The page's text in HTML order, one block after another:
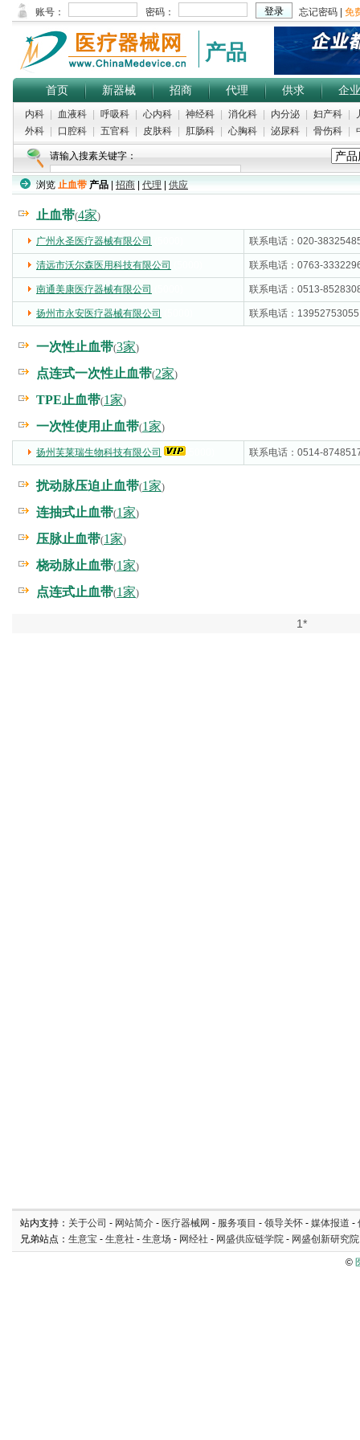
产品
首页 新器械 招商 代理 供求 企业
内科 血液科 呼吸科 心内科 神经科 消化科 内分泌 妇产科
外科
口腔科 五官科 皮肤科 肛肠科 心胸科 泌尿科 骨伤科
请输入搜素关键字：
浏览 止血带 产品 招商 代理 供应
止血带(4家)
广州永圣医疗器械有限公司 联系电话：020-
清远市沃尔森医用科技有限公司 联系电话：0763-
南通美康医疗器械有限公司 联系电话：0513-
扬州市永安医疗器械有限公司 联系电话：13952753055
一次性止血带(3家)
点连式一次性止血带(2家)
TPE止血带(1家)
一次性使用止血带(1家)
扬州芙莱瑞生物科技有限公司 联系电话：0514-
扰动脉压迫止血带(1家)
连抽式止血带(1家)
压脉止血带(1家)
桡动脉止血带(1家)
点连式止血带(1家)
1*
站内支持： 关于公司 - 网站简介 - 医疗器械网 - 服务项目 - 领导关怀 - 媒体报道 -
兄弟站点： 生意宝 - 生意社 - 生意场 - 网经社 - 网盛供应链学院 - 网盛创新研究院
©